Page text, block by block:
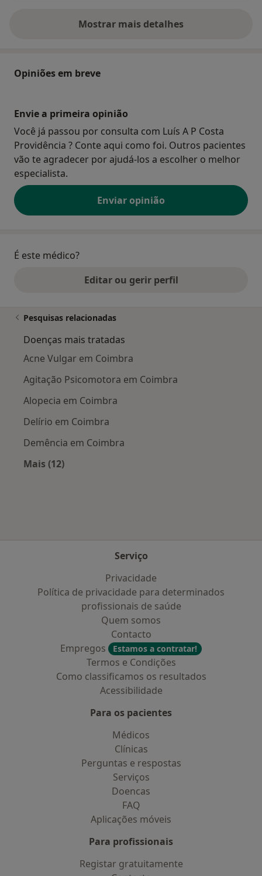
Mostrar mais detalhes
sobre o endereço
Opiniões em breve
Envie a primeira opinião
Você já passou por consulta com Luís A P Costa
Providência ? Conte aqui como foi. Outros pacientes
vão te agradecer por ajudá-los a escolher o melhor
especialista.
Enviar opinião
É este médico?
Editar ou gerir perfil
Pesquisas relacionadas
Doenças mais tratadas
Acne Vulgar em Coimbra
Agitação Psicomotora em Coimbra
Alopecia em Coimbra
Delírio em Coimbra
Demência em Coimbra
Mais (12)
Serviço
Privacidade
Política de privacidade para determinados
profissionais de saúde
Quem somos
Contacto
Empregos
Estamos a contratar!
Termos e Condições
Como classificamos os resultados
Acessibilidade
Para os pacientes
Médicos
Clínicas
Perguntas e respostas
Serviços
Doencas
FAQ
Aplicações móveis
Para profissionais
Registar gratuitamente